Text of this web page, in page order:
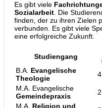
Es gibt viele
Sozialarbeit. Die
finden, der zu ihren Zielen
verbunden. Es gibt viele
eine erfolgreiche Zukunft.
Studiengang
B.A. Evangelische
Theologie
4
M.A. Evangelische
Gemeindepraxis
2
M.A. Religion und